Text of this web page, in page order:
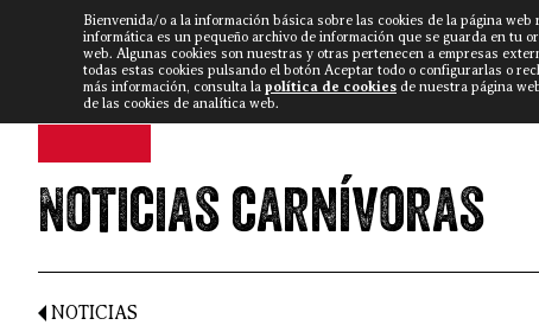
DISCARLUX▼ NOTICIAS VÍDEOS FISTERRA
Noticias carnívoras
NOTICIAS
Bienvenida/o a la información básica sobre las cookies de la página
informática es un pequeño archivo de información que se guarda en tu
web. Algunas cookies son nuestras y otras pertenecen a empresas
todas estas cookies pulsando el botón Aceptar todo o configurarlas o
más información, consulta la política de cookies de nuestra página
de las cookies de analítica web.